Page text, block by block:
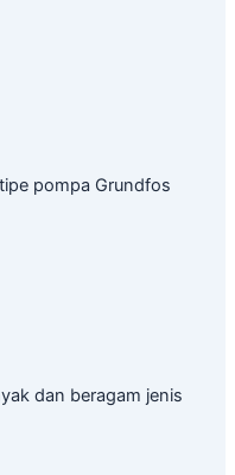
pompa Grundfos
dan beragam jenis